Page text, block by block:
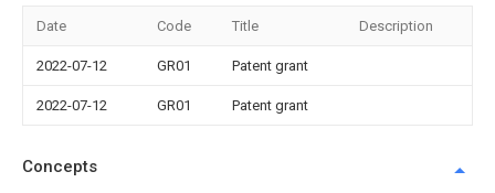
Date Code Title Description
2022-07-12 GR01 Patent grant
2022-07-12 GR01 Patent grant
Concepts